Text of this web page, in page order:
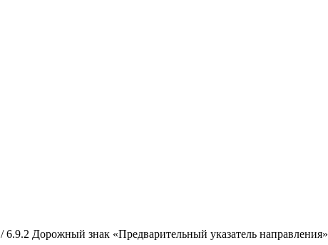
/ 6.9.2 Дорожный знак «Предварительный указатель направления»